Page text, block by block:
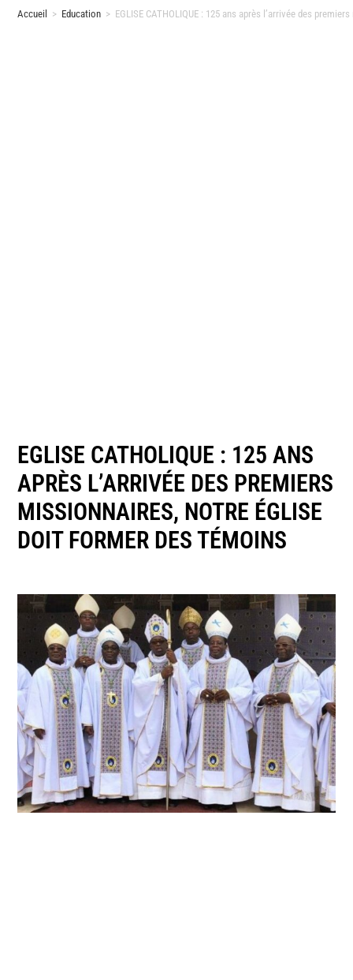
Accueil > Education > EGLISE CATHOLIQUE : 125 ans après l’arrivée des
EGLISE CATHOLIQUE : 125 ANS
APRÈS L’ARRIVÉE DES PREMIERS
MISSIONNAIRES, NOTRE ÉGLISE
DOIT FORMER DES TÉMOINS